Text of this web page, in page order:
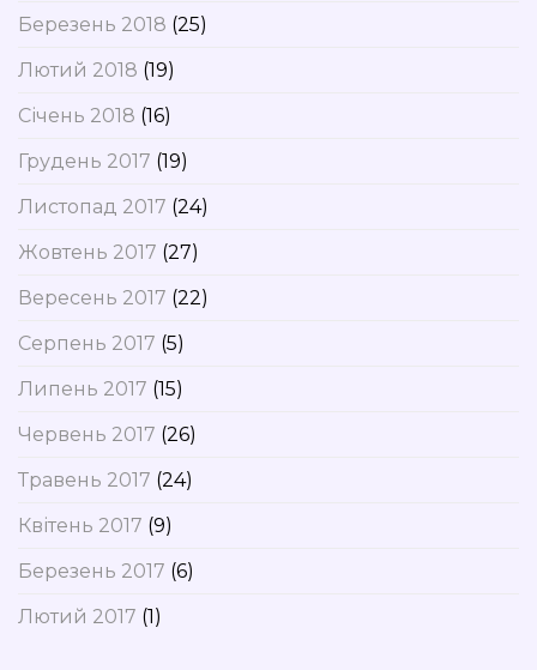
Березень 2018 (25)
Лютий 2018 (19)
Січень 2018 (16)
Грудень 2017 (19)
Листопад 2017 (24)
Жовтень 2017 (27)
Вересень 2017 (22)
Серпень 2017 (5)
Липень 2017 (15)
Червень 2017 (26)
Травень 2017 (24)
Квітень 2017 (9)
Березень 2017 (6)
Лютий 2017 (1)